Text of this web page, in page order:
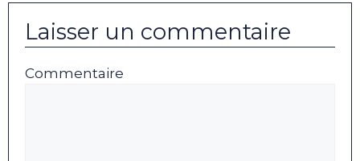
Laisser un commentaire
Commentaire